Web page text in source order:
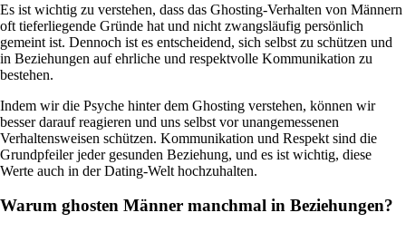
Es ist wichtig zu verstehen, dass das Ghosting-Verhalten von Männern
oft tieferliegende Gründe hat und nicht zwangsläufig persönlich
gemeint ist. Dennoch ist es entscheidend, sich selbst zu schützen und
in Beziehungen auf ehrliche und respektvolle Kommunikation zu
bestehen.
Indem wir die Psyche hinter dem Ghosting verstehen, können wir
besser darauf reagieren und uns selbst vor unangemessenen
Verhaltensweisen schützen. Kommunikation und Respekt sind die
Grundpfeiler jeder gesunden Beziehung, und es ist wichtig, diese
Werte auch in der Dating-Welt hochzuhalten.
Warum ghosten Männer manchmal in Beziehungen?